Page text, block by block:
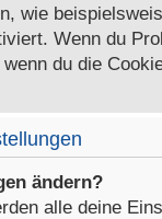
wie
Wenn du
du die
ändern?
alle deine